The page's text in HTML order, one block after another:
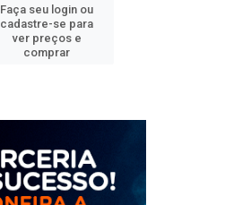
Faça seu login ou
cadastre-se para
ver preços e
comprar